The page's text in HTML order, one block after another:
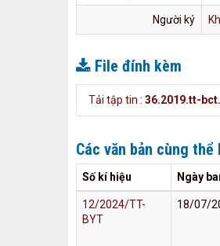
Người ký
File đính kèm
Tải tập tin : 36.2019.tt-
Các văn bản cùng thể
Số kí hiệu Ngày
12/2024/TT-
BYT
18/07/